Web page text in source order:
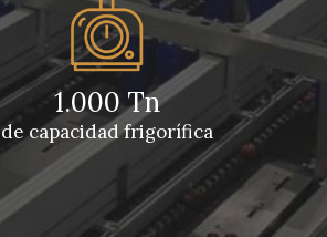
1.000 Tn
de capacidad frigorífica